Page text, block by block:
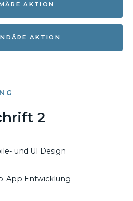
AKTION
AKTION
2
und UI Design
App Entwicklung